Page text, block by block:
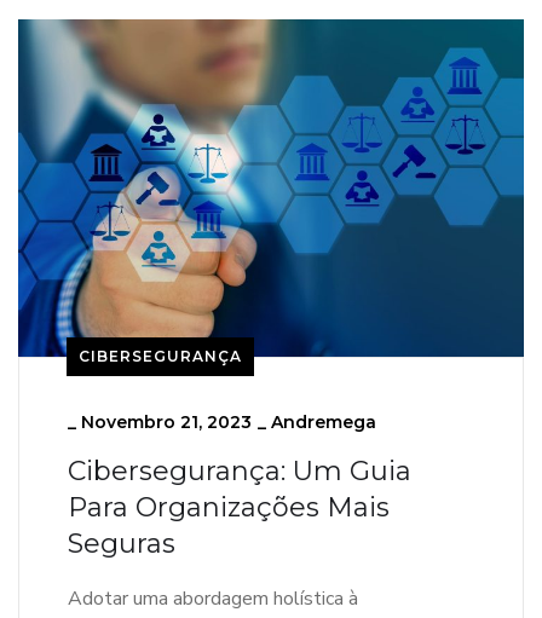
CIBERSEGURANÇA
Novembro 21, 2023 Andremega
Cibersegurança: Um Guia
Para Organizações Mais
Seguras
Adotar uma abordagem holística à